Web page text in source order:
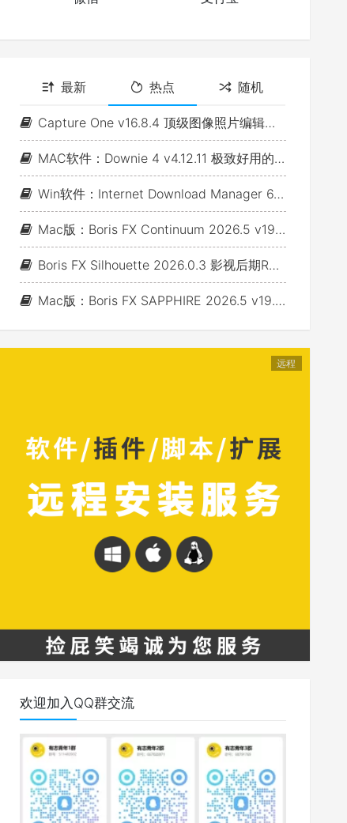
最新 热点 随机
Capture One v16.8.4 顶级图像照片编辑软件(Win&Mac)
MAC软件：Downie 4 v4.12.11 极致好用的视频下载利器
Win软件：Internet Download Manager 6.43 Build 7 - 网络资源下载神器IDM_支持下载各类网站视音频
Mac版：Boris FX Continuum 2026.5 v19.5.4_BCC视频特效及转场套装 For AE/PR/FCP/Motion/Avid/OFX(Fusion/ Resolve/Nukex等)
Boris FX Silhouette 2026.0.3 影视后期Roto抠像Paint视效合成软件+Adobe/OFX插件 (Win&Mac&Linux)
Mac版：Boris FX SAPPHIRE 2026.5 v19.5 蓝宝石视效插件_For AE/PR/Avid/OFX(Nuke/Resolve/Fusion等)
远程
欢迎加入QQ群交流